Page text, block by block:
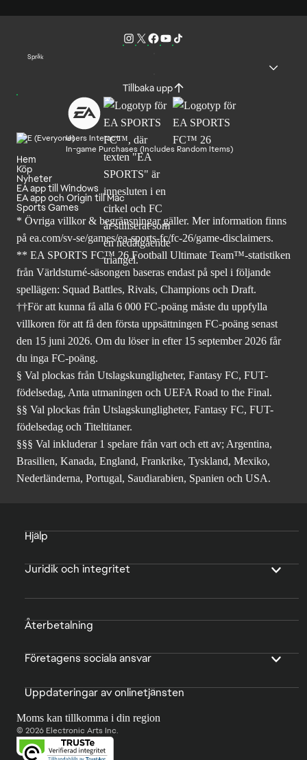
Språk
Tillbaka upp
Users Interact
In-game Purchases (Includes Random Items)
Hem
Köp
Nyheter
EA app till Windows
EA app och Origin till Mac
Sports Games
* Övriga villkor & begränsningar gäller. Merinformation finns
på ea.com/sv-se/games/ea-sports-fc/fc-26/game-disclaimers.
** EA SPORTS FC™ 26 Football Ultimate Team™-statistiken
från Världsturné-säsongen baseras endast på spel i följande
spellägen: Squad Battles, Rivals, Champions och Draft.
††För att kunna få alla 6 000 FC-poäng måste du uppfylla
villkoren för att få den första uppsättningen FC-poäng senast
den 15 juni 2026. Om du löser in efter 15 september 2026 får
du inga FC-poäng.
§ Val plockas från Utslagskungligheter, Fantasy FC, FUT-
födelsedag, Anta utmaningen och UEFA Road to the Final.
§§ Val plockas från Utslagskungligheter, Fantasy FC, FUT-
födelsedag och Titeltitaner.
§§§ Val inkluderar 1 spelare från vart och ett av; Argentina,
Brasilien, Kanada, England, Frankrike, Tyskland, Mexiko,
Nederländerna, Portugal, Saudiarabien, Spanien och USA.
Hjälp
Juridik och integritet
Återbetalning
Företagens sociala ansvar
Uppdateringar av onlinetjänsten
Moms kan tillkomma i din region
© 2026 Electronic Arts Inc.